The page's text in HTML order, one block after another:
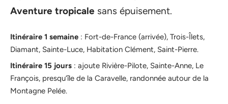
Aventure tropicale sans épuisement.
Itinéraire 1 semaine : Fort-de-France (arrivée), Trois-Îlets,
Diamant, Sainte-Luce, Habitation Clément, Saint-Pierre.
Itinéraire 15 jours : ajoute Rivière-Pilote, Sainte-Anne, Le
François, presqu’île de la Caravelle, randonnée autour de la
Montagne Pelée.